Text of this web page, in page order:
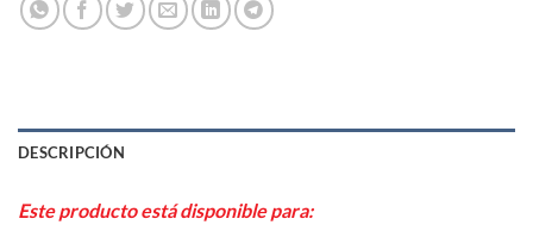
DESCRIPCIÓN
Este producto está disponible para: